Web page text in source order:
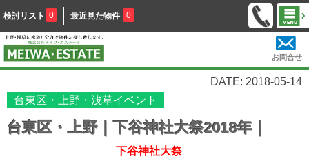
検討リスト 0 最近見た物件 0
お問合せ
DATE: 2018-05-14
台東区・上野・浅草イベント
台東区・上野｜下谷神社大祭2018年｜
下谷神社大祭